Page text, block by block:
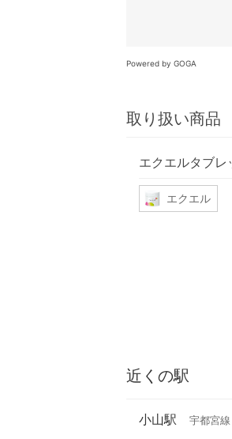
Powered by GOGA
取り扱い商品
エクエルタブレ
エクエル
近くの駅
小山駅 宇都宮